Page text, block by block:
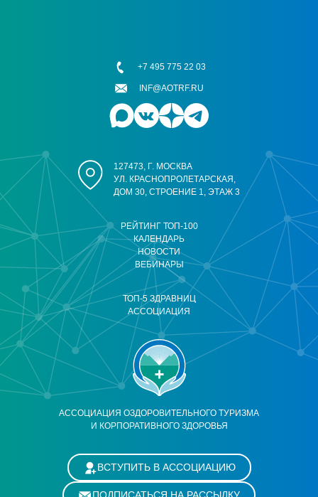
АССОЦИАЦИЯ ОЗДОРОВИТЕЛЬНОГО ТУРИЗМА
И КОРПОРАТИВНОГО ЗДОРОВЬЯ
РЕЙТИНГ ТОП-100
КАЛЕНДАРЬ
НОВОСТИ
ВЕБИНАРЫ
ТОП-5 ЗДРАВНИЦ
АССОЦИАЦИЯ
127473, Г. МОСКВА
УЛ. КРАСНОПРОЛЕТАРСКАЯ,
ДОМ 30, СТРОЕНИЕ 1, ЭТАЖ 3
+7 495 775 22 03
INF@AOTRF.RU
ВСТУПИТЬ В АССОЦИАЦИЮ